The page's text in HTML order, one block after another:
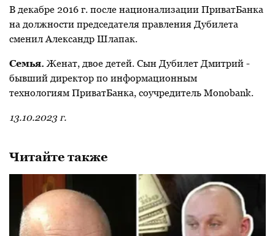
В декабре 2016 г. после национализации ПриватБанка
на должности председателя правления Дубилета
сменил Александр Шлапак.
Семья. Женат, двое детей. Сын Дубилет Дмитрий -
бывший директор по информационным
технологиям ПриватБанка, соучредитель Monobank.
13.10.2023 г.
Читайте также